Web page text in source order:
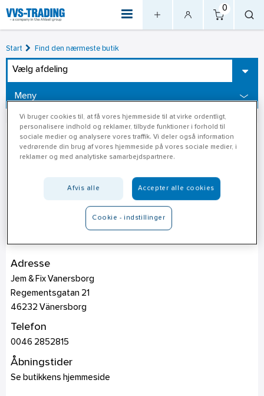
0
Start Find den nærmeste butik
Vælg afdeling
Meny
Adresse
Jem & Fix Vanersborg
Regementsgatan 21
46232 Vänersborg
Telefon
0046 2852815
Åbningstider
Se butikkens hjemmeside
Vi bruger cookies til, at få vores hjemmeside til at virke ordentligt,
personalisere indhold og reklamer, tilbyde funktioner i forhold til
sociale medier og analysere vores traffik. Vi deler også information
vedrørende din brug af vores hjemmeside på vores sociale medier, i
reklamer og med analytiske samarbejdspartnere.
Afvis alle Accepter alle cookies
Cookie - indstillinger